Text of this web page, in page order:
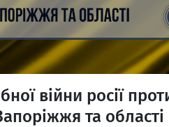
війни росії
та області